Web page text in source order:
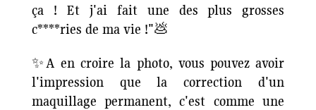
ça ! Et j'ai fait une des plus grosses
c****ries de ma vie !"💩
✨A en croire la photo, vous pouvez avoir
l'impression que la correction d'un
maquillage permanent, c'est comme une